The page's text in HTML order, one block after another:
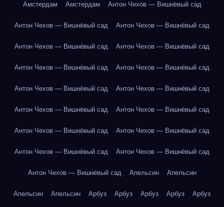
Амстердам Амстердам Антон Чехов — Вишнёвый сад
Антон Чехов — Вишнёвый сад Антон Чехов — Вишнёвый сад
Антон Чехов — Вишнёвый сад Антон Чехов — Вишнёвый сад
Антон Чехов — Вишнёвый сад Антон Чехов — Вишнёвый сад
Антон Чехов — Вишнёвый сад Антон Чехов — Вишнёвый сад
Антон Чехов — Вишнёвый сад Антон Чехов — Вишнёвый сад
Антон Чехов — Вишнёвый сад Антон Чехов — Вишнёвый сад
Антон Чехов — Вишнёвый сад Антон Чехов — Вишнёвый сад
Антон Чехов — Вишнёвый сад Апельсин Апельсин
Апельсин Апельсин Арбуз Арбуз Арбуз Арбуз Арбуз